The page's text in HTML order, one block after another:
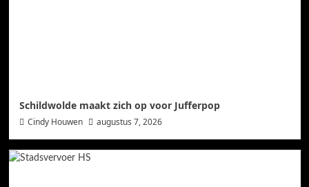
Schildwolde maakt zich op voor Jufferpop
Cindy Houwen augustus 7, 2026